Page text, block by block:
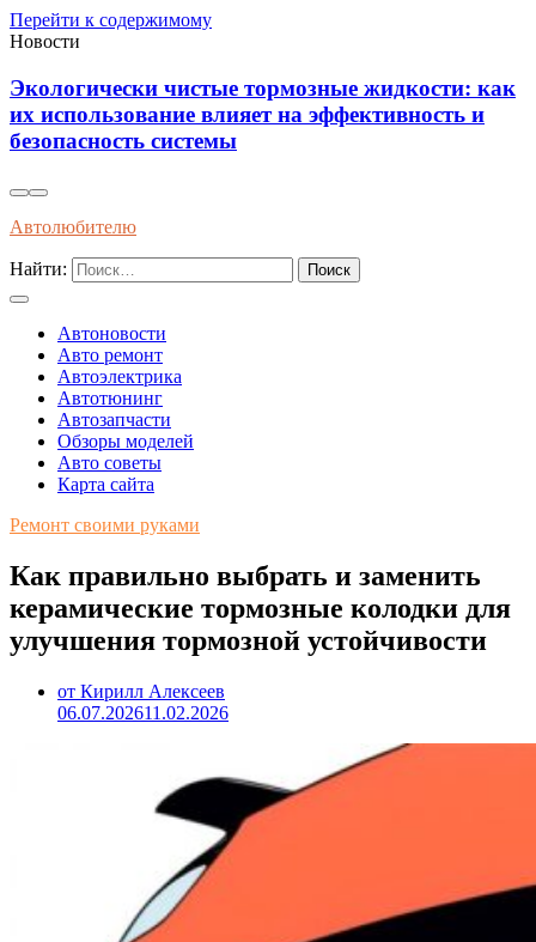
Перейти к содержимому
Новости
Инновационные технологии: анализ умных
датчиков для диагностики состояния тормозной
системы в реальном времени
Автолюбителю
Найти:
Автоновости
Авто ремонт
Автоэлектрика
Автотюнинг
Автозапчасти
Обзоры моделей
Авто советы
Карта сайта
Ремонт своими руками
Как правильно выбрать и заменить
керамические тормозные колодки для
улучшения тормозной устойчивости
от Кирилл Алексеев
06.07.202611.02.2026